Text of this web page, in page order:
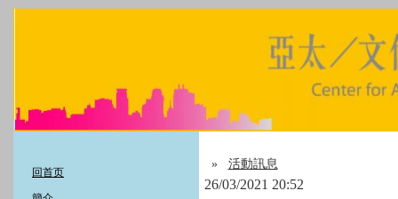
回首页
» 活動訊息
26/03/2021 20:52